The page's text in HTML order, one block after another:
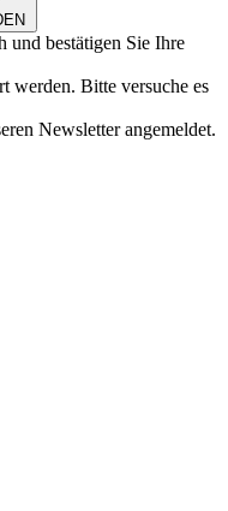
und bestätigen Sie Ihre
werden. Bitte versuche es
Newsletter angemeldet.